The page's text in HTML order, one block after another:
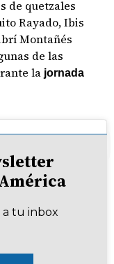
de quetzales
Rayado, Ibis
Montañés
de las
la jornada
tu inbox